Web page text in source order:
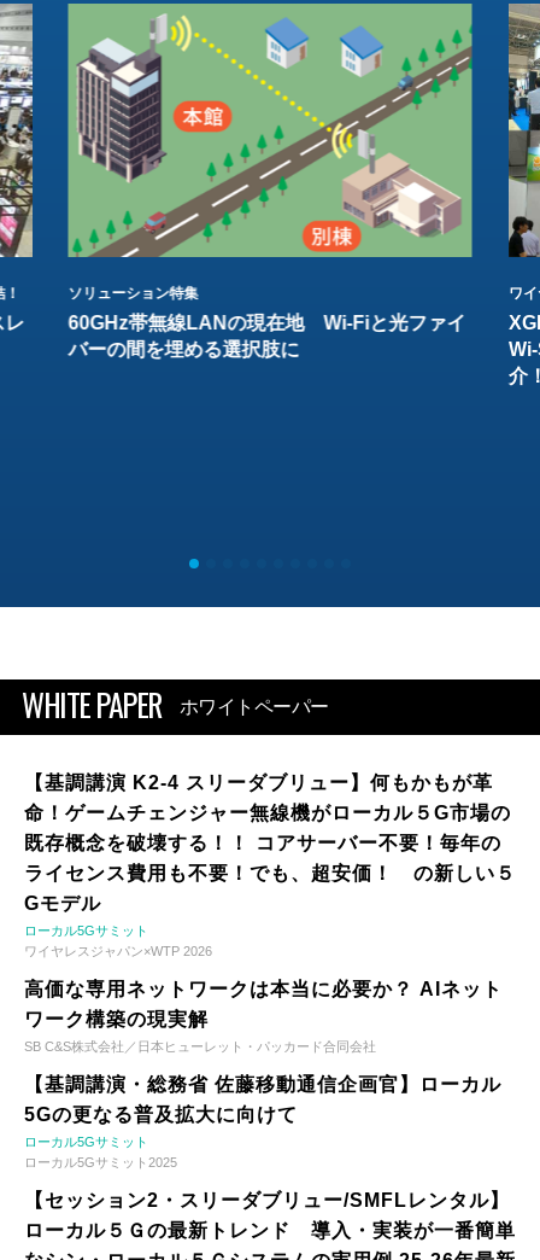
レ
ソリューション特集
60GHz帯無線LANの現在地 Wi-Fiと光ファイ
バーの間を埋める選択肢に
ワ
介
WHITE PAPER ホワイトペーパー
【基調講演 K2-4 スリーダブリュー】何もかもが革
命！ゲームチェンジャー無線機がローカル５G市場の
既存概念を破壊する！！ コアサーバー不要！毎年の
ライセンス費用も不要！でも、超安価！ の新しい５
Gモデル
ローカル5Gサミット
ワイヤレスジャパン×WTP 2026
高価な専用ネットワークは本当に必要か？ AIネット
ワーク構築の現実解
SB C&S株式会社／日本ヒューレット・パッカード合同会社
【基調講演・総務省 佐藤移動通信企画官】ローカル
5Gの更なる普及拡大に向けて
ローカル5Gサミット
ローカル5Gサミット2025
【セッション2・スリーダブリュー/SMFLレンタル】
ローカル５Ｇの最新トレンド 導入・実装が一番簡単